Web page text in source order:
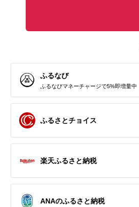
【単3×72本】乾電池
BIGCAPA basic plus
乾電池エボルタNEO
単3・4形 計20本 アル
ふるなび
ふるなびマネーチャージで5%即増量中
ふるさとチョイス
楽天ふるさと納税
ANAのふるさと納税